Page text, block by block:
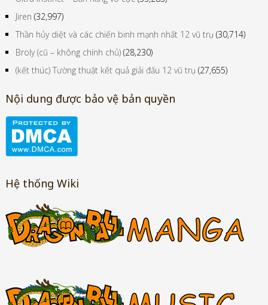
Jiren (32,997)
Thần hủy diệt và các chiến binh mạnh nhất 12 vũ trụ (30,714)
Broly (cũ – không chính chủ) (28,230)
(kết thúc) Tường thuật kết quả giải đấu 12 vũ trụ (27,655)
Nội dung được bảo vệ bản quyền
Hệ thống Wiki